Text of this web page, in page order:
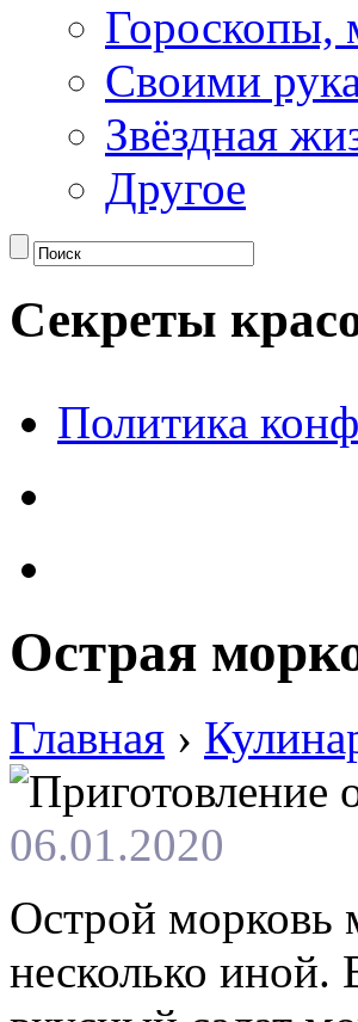
Гороскопы,
Своими
Звёздная
Другое
Секреты
Политика
Острая
Главная ›
06.01.2020
Острой морковь
несколько иной.